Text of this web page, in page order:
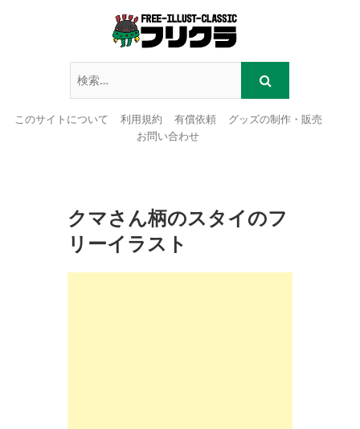
このサイトについて 利用規約 有償依頼
グッズの制作・販売
お問い合わせ
クマさん柄のスタイのフ
リーイラスト